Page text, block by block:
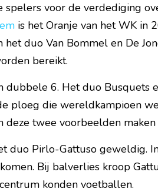
spelers voor de verdediging
is het Oranje van het WK in
duo Van Bommel en De
bereikt.
dubbele 6. Het duo Busquets
ploeg die wereldkampioen
deze twee voorbeelden
duo Pirlo-Gattuso geweldig.
Bij balverlies kroop
konden voetballen.